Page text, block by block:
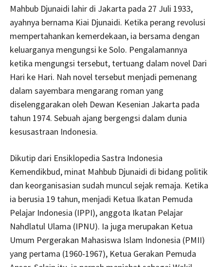
Mahbub Djunaidi lahir di Jakarta pada 27 Juli 1933,
ayahnya bernama Kiai Djunaidi. Ketika perang revolusi
mempertahankan kemerdekaan, ia bersama dengan
keluarganya mengungsi ke Solo. Pengalamannya
ketika mengungsi tersebut, tertuang dalam novel Dari
Hari ke Hari. Nah novel tersebut menjadi pemenang
dalam sayembara mengarang roman yang
diselenggarakan oleh Dewan Kesenian Jakarta pada
tahun 1974. Sebuah ajang bergengsi dalam dunia
kesusastraan Indonesia.
Dikutip dari Ensiklopedia Sastra Indonesia
Kemendikbud, minat Mahbub Djunaidi di bidang politik
dan keorganisasian sudah muncul sejak remaja. Ketika
ia berusia 19 tahun, menjadi Ketua Ikatan Pemuda
Pelajar Indonesia (IPPI), anggota Ikatan Pelajar
Nahdlatul Ulama (IPNU). Ia juga merupakan Ketua
Umum Pergerakan Mahasiswa Islam Indonesia (PMII)
yang pertama (1960-1967), Ketua Gerakan Pemuda